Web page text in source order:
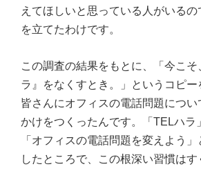
えてほしいと思っている人がいる
を立てたわけです。
この調査の結果をもとに、「今こ
ラ』をなくすとき。」というコピ
皆さんにオフィスの電話問題につ
かけをつくったんです。「TELハラ
「オフィスの電話問題を変えよう
したところで、この根深い習慣は